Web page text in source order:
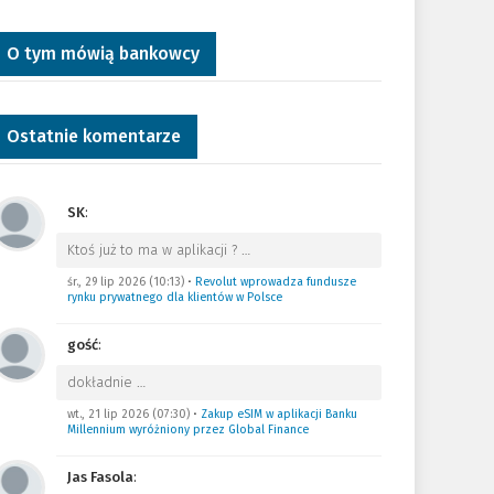
O tym mówią bankowcy
Ostatnie komentarze
SK:
Ktoś już to ma w aplikacji ? …
śr., 29 lip 2026 (10:13)• Revolut wprowadza fundusze
rynku prywatnego dla klientów w Polsce
gość:
dokładnie …
wt., 21 lip 2026 (07:30)• Zakup eSIM w aplikacji Banku
Millennium wyróżniony przez Global Finance
Jas Fasola: